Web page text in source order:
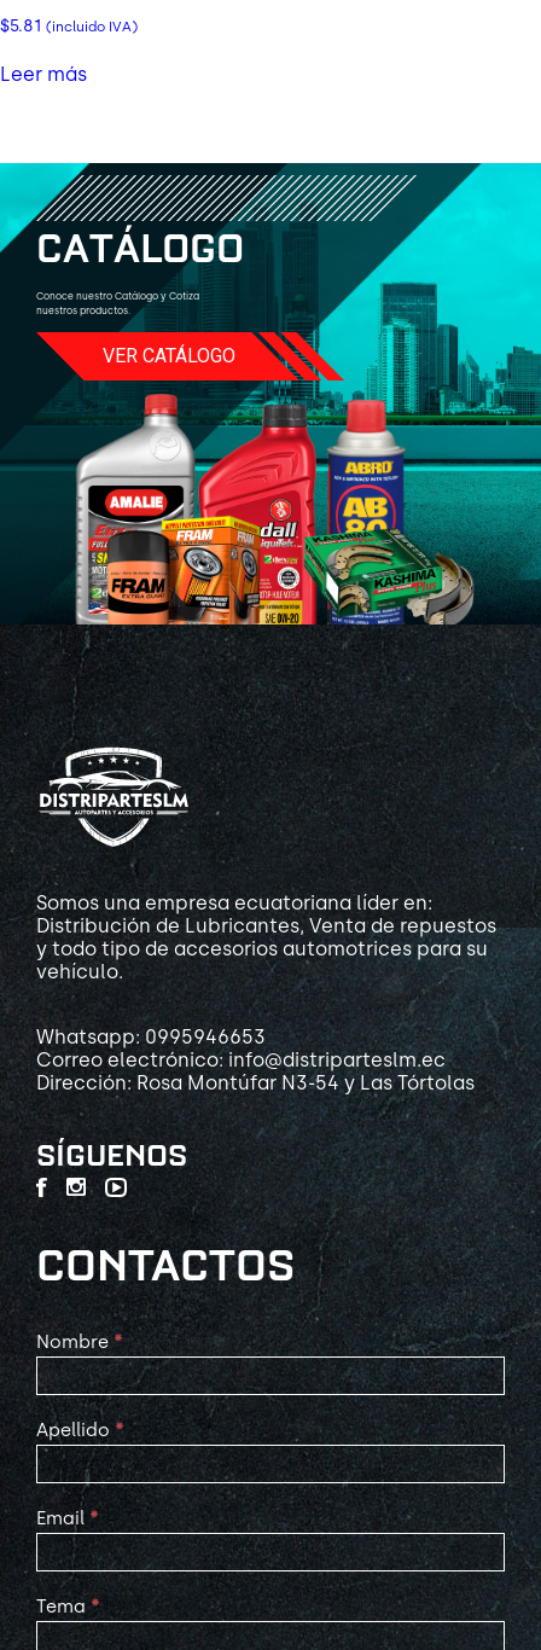
$5.81 (incluido IVA)
Leer más
CATÁLOGO
Conoce nuestro Catálogo y Cotiza
nuestros productos.
VER CATÁLOGO
Somos una empresa ecuatoriana líder en:
Distribución de Lubricantes, Venta de repuestos
y todo tipo de accesorios automotrices para su
vehículo.
Whatsapp: 0995946653
Correo electrónico: info@distriparteslm.ec
Dirección: Rosa Montúfar N3-54 y Las Tórtolas
SÍGUENOS
CONTACTOS
Contact
Us
Nombre *
Apellido *
Email *
Tema *